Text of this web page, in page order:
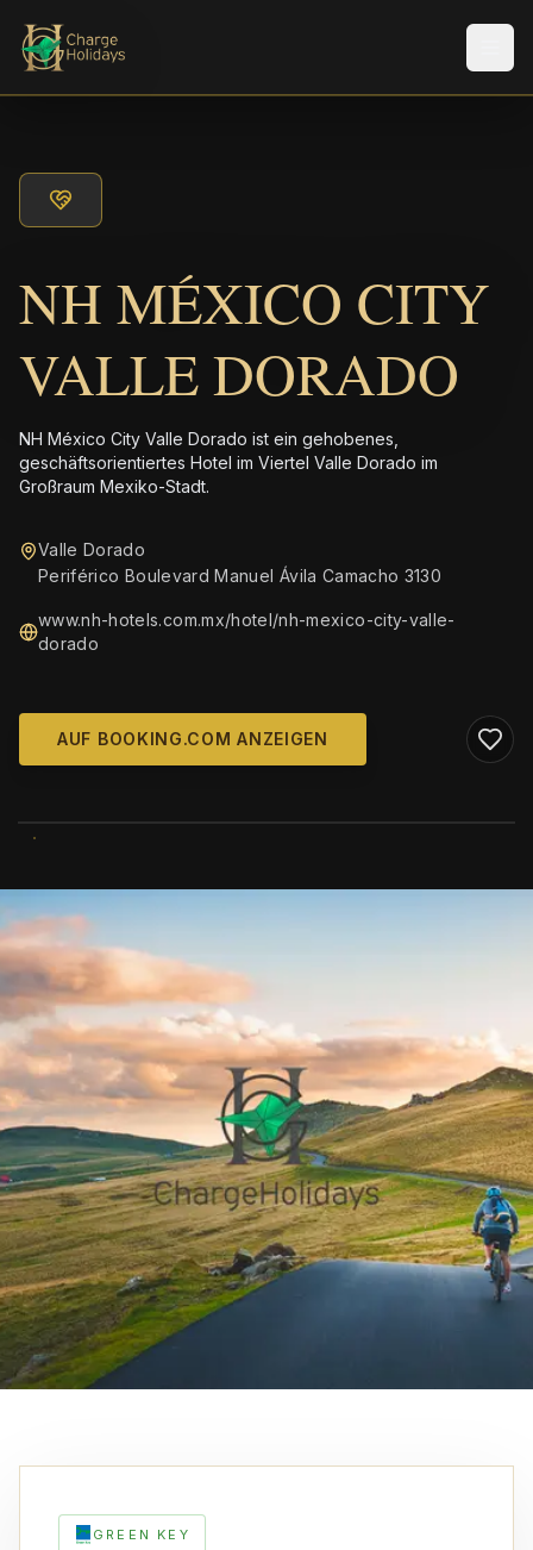
NH MÉXICO CITY
VALLE DORADO
NH México City Valle Dorado ist ein gehobenes,
geschäftsorientiertes Hotel im Viertel Valle Dorado im
Großraum Mexiko-Stadt.
Valle Dorado
Periférico Boulevard Manuel Ávila Camacho 3130
www.nh-hotels.com.mx/hotel/nh-mexico-city-valle-
dorado
AUF BOOKING.COM ANZEIGEN
GREEN KEY